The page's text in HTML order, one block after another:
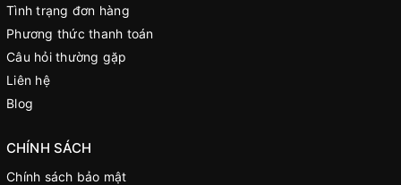
Tình trạng đơn hàng
Phương thức thanh toán
Câu hỏi thường gặp
Liên hệ
Blog
CHÍNH SÁCH
Chính sách bảo mật